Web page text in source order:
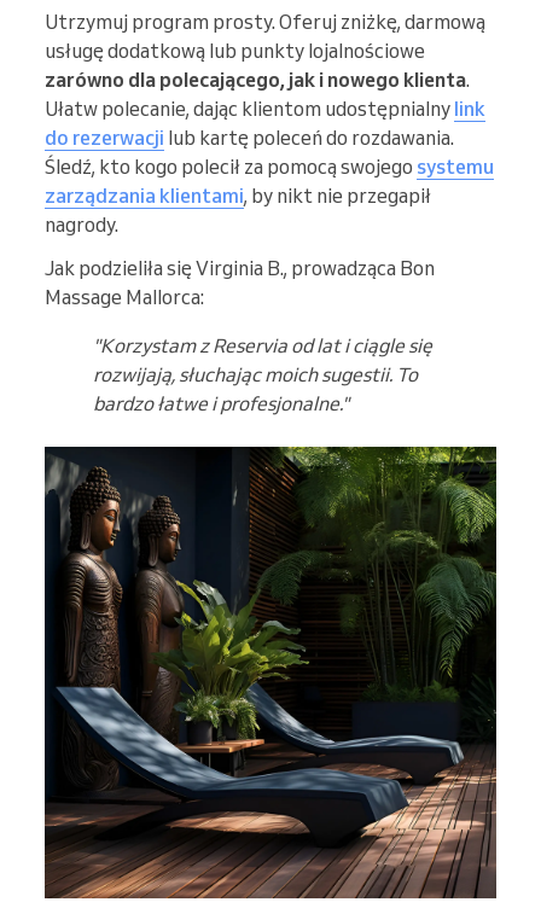
Utrzymuj program prosty. Oferuj zniżkę, darmową
usługę dodatkową lub punkty lojalnościowe
zarówno dla polecającego, jak i nowego klienta.
Ułatw polecanie, dając klientom udostępnialny link
do rezerwacji lub kartę poleceń do rozdawania.
Śledź, kto kogo polecił za pomocą swojego systemu
zarządzania klientami, by nikt nie przegapił
nagrody.
Jak podzieliła się Virginia B., prowadząca Bon
Massage Mallorca:
"Korzystam z Reservia od lat i ciągle się
rozwijają, słuchając moich sugestii. To
bardzo łatwe i profesjonalne."